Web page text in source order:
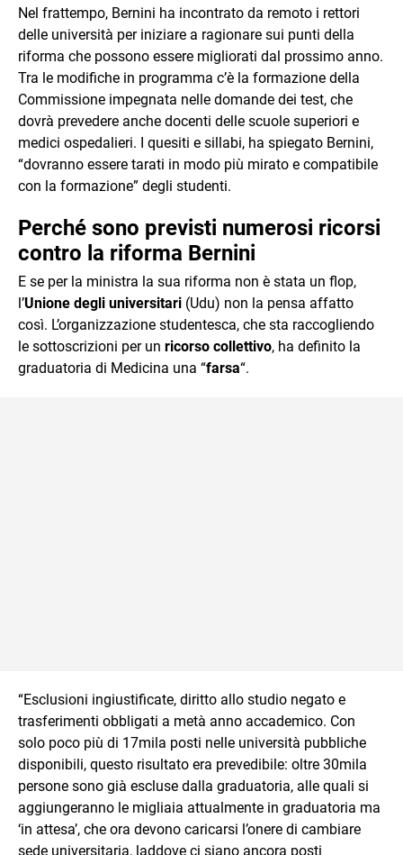
Nel frattempo, Bernini ha incontrato da remoto i rettori
delle università per iniziare a ragionare sui punti della
riforma che possono essere migliorati dal prossimo anno.
Tra le modifiche in programma c’è la formazione della
Commissione impegnata nelle domande dei test, che
dovrà prevedere anche docenti delle scuole superiori e
medici ospedalieri. I quesiti e sillabi, ha spiegato Bernini,
“dovranno essere tarati in modo più mirato e compatibile
con la formazione” degli studenti.
Perché sono previsti numerosi ricorsi
contro la riforma Bernini
E se per la ministra la sua riforma non è stata un flop,
l’Unione degli universitari (Udu) non la pensa affatto
così. L’organizzazione studentesca, che sta raccogliendo
le sottoscrizioni per un ricorso collettivo, ha definito la
graduatoria di Medicina una “farsa“.
“Esclusioni ingiustificate, diritto allo studio negato e
trasferimenti obbligati a metà anno accademico. Con
solo poco più di 17mila posti nelle università pubbliche
disponibili, questo risultato era prevedibile: oltre 30mila
persone sono già escluse dalla graduatoria, alle quali si
aggiungeranno le migliaia attualmente in graduatoria ma
‘in attesa’, che ora devono caricarsi l’onere di cambiare
sede universitaria, laddove ci siano ancora posti